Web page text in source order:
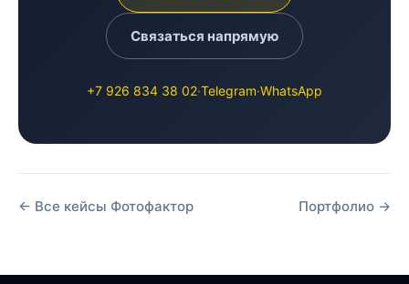
Связаться напрямую
+7 926 834 38 02·Telegram·WhatsApp
← Все кейсы Фотофактор Портфолио →